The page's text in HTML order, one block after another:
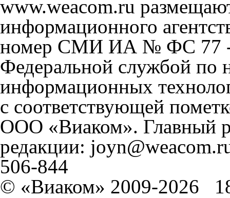
www.weacom.ru
информационного
номер СМИ ИА № ФС 77 -
Федеральной службой по
информационных
с соответствующей
ООО «Виаком». Главный
редакции:
506-844
© «Виаком» 2009-2026